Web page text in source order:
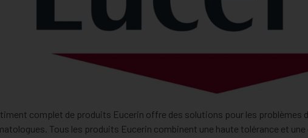
complet de produits Eucerin offre des solutions pour les problèmes
Tous les produits Eucerin combinent une haute tolérance et